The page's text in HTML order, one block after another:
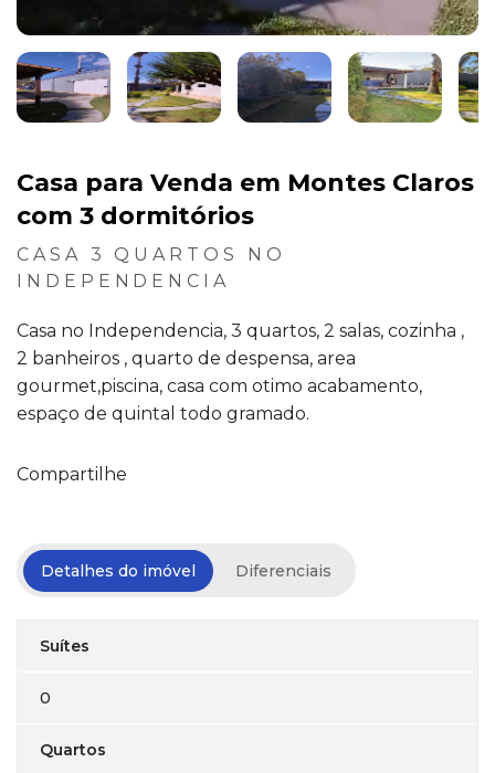
Casa para Venda em Montes Claros
com 3 dormitórios
CASA 3 QUARTOS NO
INDEPENDENCIA
Casa no Independencia, 3 quartos, 2 salas, cozinha ,
2 banheiros , quarto de despensa, area
gourmet,piscina, casa com otimo acabamento,
espaço de quintal todo gramado.
Compartilhe
Detalhes do imóvel Diferenciais
Suítes
0
Quartos